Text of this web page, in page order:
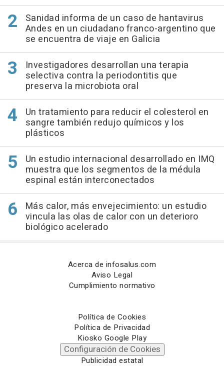
Sanidad informa de un caso de hantavirus
Andes en un ciudadano franco-argentino que
se encuentra de viaje en Galicia
Investigadores desarrollan una terapia
selectiva contra la periodontitis que
preserva la microbiota oral
Un tratamiento para reducir el colesterol en
sangre también redujo químicos y los
plásticos
Un estudio internacional desarrollado en IMQ
muestra que los segmentos de la médula
espinal están interconectados
Más calor, más envejecimiento: un estudio
vincula las olas de calor con un deterioro
biológico acelerado
Acerca de infosalus.com
Aviso Legal
Cumplimiento normativo
Política de Cookies
Política de Privacidad
Kiosko Google Play
Configuración de Cookies
Publicidad estatal